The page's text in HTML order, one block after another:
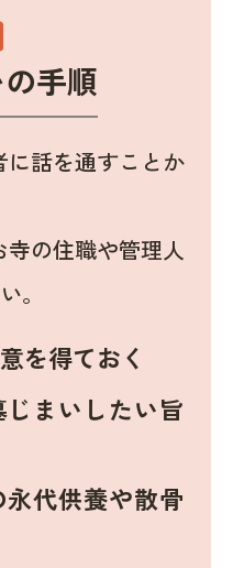
手順
に話を通すことか
寺の住職や管理人
。
を得ておく
まいしたい旨
代供養や散骨